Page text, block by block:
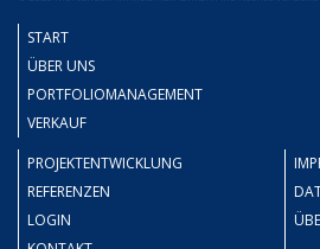
START
ÜBER UNS
PORTFOLIOMANAGEMENT
VERKAUF
PROJEKTENTWICKLUNG
REFERENZEN
LOGIN